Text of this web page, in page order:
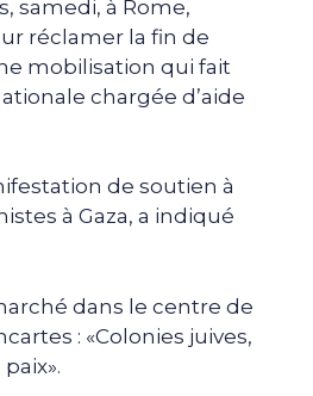
samedi, à Rome,
réclamer la fin de
mobilisation qui fait
chargée d’aide
de soutien à
à Gaza, a indiqué
dans le centre de
: «Colonies juives,